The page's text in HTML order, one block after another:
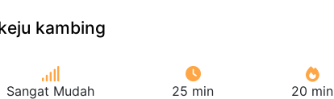
kambing
Sangat Mudah 25 min 20 min